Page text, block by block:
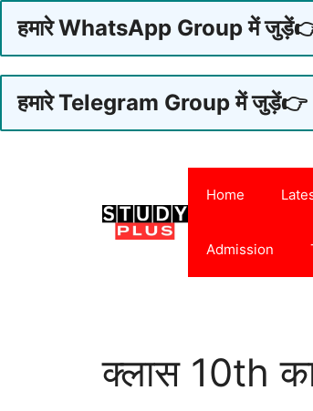
हमारे WhatsApp Group में
हमारे Telegram Group में जुड़ें👉
Home
Admission
क्लास 10th